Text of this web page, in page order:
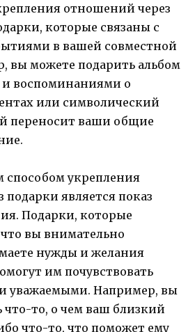
отношений через
которые связаны с
в вашей совместной
вы можете подарить альбом
воспоминаниями о
или символический
переносит ваши общие
укрепления
является показ
Подарки, которые
вы внимательно
нужды и желания
им почувствовать
уважаемыми. Например, вы
что-то, о чем ваш близкий
что-то, что поможет ему